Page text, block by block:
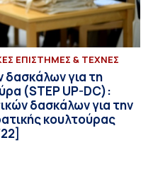
ΕΠΙΣΤΗΜΕΣ & ΤΕΧΝΕΣ
δασκάλων για τη
(STEP UP-DC):
δασκάλων για την
κουλτούρας